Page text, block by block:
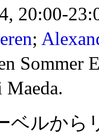
20:00-
;
Sommer
Maeda.
ベルから